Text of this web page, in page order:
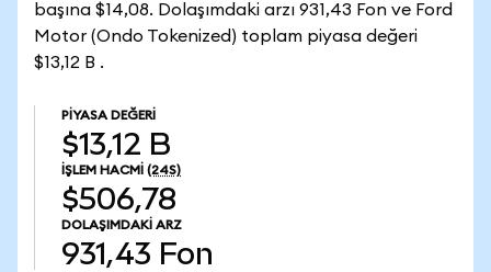
başına $14,08. Dolaşımdaki arzı 931,43 Fon ve Ford
Motor (Ondo Tokenized) toplam piyasa değeri
$13,12 B .
PIYASA DEĞERI
$13,12 B
İŞLEM HACMI (24S)
$506,78
DOLAŞIMDAKI ARZ
931,43 Fon